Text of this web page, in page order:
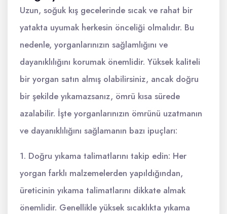
Uzun, soğuk kış gecelerinde sıcak ve rahat bir
yatakta uyumak herkesin önceliği olmalıdır. Bu
nedenle, yorganlarınızın sağlamlığını ve
dayanıklılığını korumak önemlidir. Yüksek kaliteli
bir yorgan satın almış olabilirsiniz, ancak doğru
bir şekilde yıkamazsanız, ömrü kısa sürede
azalabilir. İşte yorganlarınızın ömrünü uzatmanın
ve dayanıklılığını sağlamanın bazı ipuçları:
1. Doğru yıkama talimatlarını takip edin: Her
yorgan farklı malzemelerden yapıldığından,
üreticinin yıkama talimatlarını dikkate almak
önemlidir. Genellikle yüksek sıcaklıkta yıkama